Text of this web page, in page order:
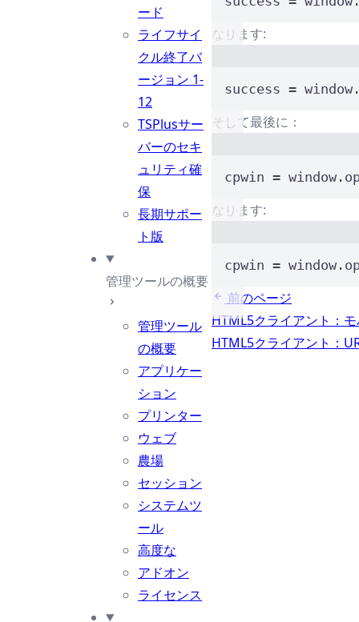
ード
ライフサイ
クル終了バ
ージョン 1-
12
TSPlusサー
バーのセキ
ュリティ確
保
長期サポー
ト版
管理ツールの概要
管理ツール
の概要
アプリケー
ション
プリンター
ウェブ
農場
セッション
システムツ
ール
高度な
アドオン
ライセンス
なります:
success =
そして最後に：
cpwin =
なります:
cpwin =
前のページ
HTML5クライアント：
HTML5クライアント：